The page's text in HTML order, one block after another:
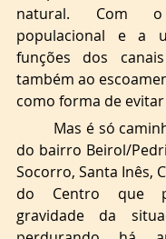
natural. Com o
populacional e a
funções dos
também ao
como forma de
Mas é só
do bairro Beirol/
Socorro, Santa Inês,
do Centro que
gravidade da